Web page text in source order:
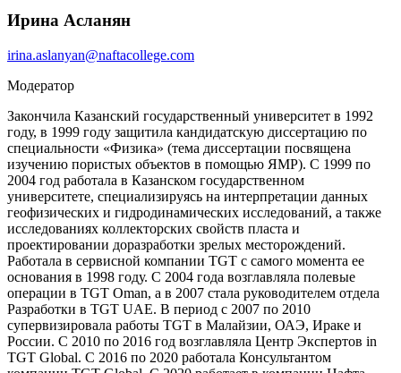
Ирина Асланян
irina.aslanyan@naftacollege.com
Модератор
Закончила Казанский государственный университет в 1992
году, в 1999 году защитила кандидатскую диссертацию по
специальности «Физика» (тема диссертации посвящена
изучению пористых объектов в помощью ЯМР). C 1999 по
2004 год работала в Казанском государственном
университете, специализируясь на интерпретации данных
геофизических и гидродинамических исследований, а также
исследованиях коллекторских свойств пласта и
проектировании доразработки зрелых месторождений.
Работала в сервисной компании TGT с самого момента ее
основания в 1998 году. С 2004 года возглавляла полевые
операции в TGT Oman, а в 2007 стала руководителем отдела
Разработки в TGT UAE. В период с 2007 по 2010
супервизировала работы TGT в Малайзии, ОАЭ, Ираке и
России. С 2010 по 2016 год возглавляла Центр Экспертов in
TGT Global. С 2016 по 2020 работала Консультантом